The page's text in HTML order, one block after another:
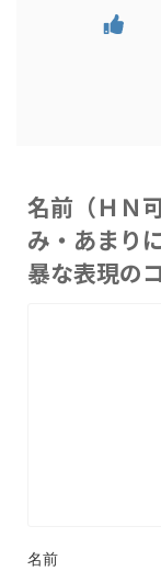
名前（ＨＮ
み・あまり
暴な表現の
名前